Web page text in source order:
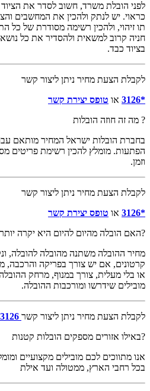
לפני הובלת משרד, חשוב לסדר את הציוד
כראוי. יש לנתק ולהכין את המחשבים
תו זיהוי, ולהכין רשימה מסודרת של כל
חניה קרוב למשאית ולהסדיר את כל
בציוד כבד.
לקבלת הצעת מחיר ניתן ליצור קשר
*3126
או טופס יצירת קשר
? מה זה חוזה הובלות
בחברת הובלות ישראל המחיר מותאם
הפתעות. מומלץ להכין רשימת פריטים
וזמן.
לקבלת הצעת מחיר ניתן ליצור קשר
*3126
או טופס יצירת קשר
?האם הובלה מהיום להיום היא יקרה יותר
מחיר ההובלה משתנה מהובלה להובלה,
קרטונים, אם יש צורך בפריקה
או בלי מעלית, צורך במנוף, מרחק
מובילים שידרשו ומורכבות ההובלה.
לקבלת הצעת מחיר ניתן ליצור קשר
?באילו אזורים מספקים הובלות קטנות
אנו מתווכים לכם מובילים מקצועיים
בכל רחבי הארץ, ממטולה ועד אילת